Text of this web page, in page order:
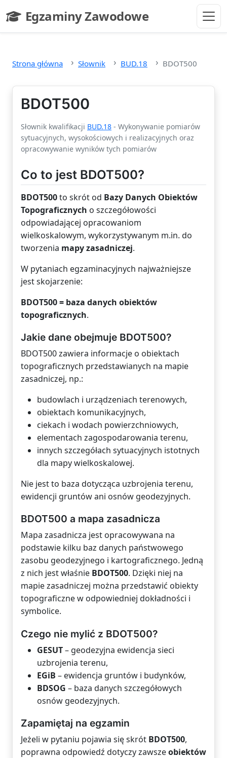
Egzaminy Zawodowe
- strona główna
Strona główna Słownik BUD.18 BDOT500
BDOT500
Słownik kwalifikacji BUD.18 - Wykonywanie pomiarów
sytuacyjnych, wysokościowych i realizacyjnych oraz
opracowywanie wyników tych pomiarów
Co to jest BDOT500?
BDOT500to skrót od Bazy Danych Obiektów
Topograficznych o szczegółowości
odpowiadającej opracowaniom
wielkoskalowym, wykorzystywanym m.in. do
tworzenia mapy zasadniczej.
W pytaniach egzaminacyjnych najważniejsze
jest skojarzenie:
BDOT500 = baza danych obiektów
topograficznych.
Jakie dane obejmuje BDOT500?
BDOT500 zawiera informacje o obiektach
topograficznych przedstawianych na mapie
zasadniczej, np.:
budowlach i urządzeniach terenowych,
obiektach komunikacyjnych,
ciekach i wodach powierzchniowych,
elementach zagospodarowania terenu,
innych szczegółach sytuacyjnych istotnych
dla mapy wielkoskalowej.
Nie jest to baza dotycząca uzbrojenia terenu,
ewidencji gruntów ani osnów geodezyjnych.
BDOT500 a mapa zasadnicza
Mapa zasadnicza jest opracowywana na
podstawie kilku baz danych państwowego
zasobu geodezyjnego i kartograficznego. Jedną
z nich jest właśnie BDOT500. Dzięki niej na
mapie zasadniczej można przedstawić obiekty
topograficzne w odpowiedniej dokładności i
symbolice.
Czego nie mylić z BDOT500?
GESUT– geodezyjna ewidencja sieci
uzbrojenia terenu,
EGiB – ewidencja gruntów i budynków,
BDSOG – baza danych szczegółowych
osnów geodezyjnych.
Zapamiętaj na egzamin
Jeżeli w pytaniu pojawia się skrót BDOT500,
poprawna odpowiedź dotyczy zawszeobiektów